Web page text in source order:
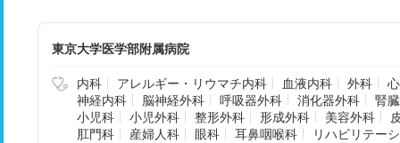
東京大学医学部附属病院
内科 アレルギー・リウマチ内科 血液内科 外科
神経内科
脳神経外科 呼吸器外科 消化器外科
腎
小児科
小児外科 整形外科 形成外科 美容外科
肛門科
産婦人科 眼科 耳鼻咽喉科
リハビリテー